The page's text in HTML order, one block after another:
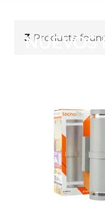
NUEVOS
3 Products